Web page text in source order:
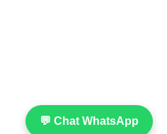
💬 Chat WhatsApp